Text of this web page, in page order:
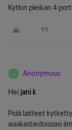
Kytkin pleikan 4
A Anonymous
Hei jani k
Pidä laitteet
asiakastiedoissasi